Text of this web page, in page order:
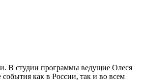
В студии программы ведущие Олеся
как в России, так и во всем